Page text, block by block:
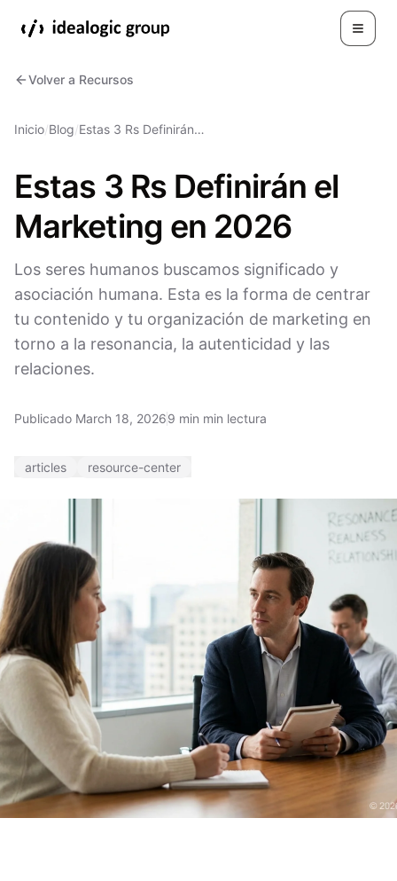
Volver a Recursos
Inicio/Blog/Estas 3 Rs Definirán…
Estas 3 Rs Definirán el
Marketing en 2026
Los seres humanos buscamos significado y
asociación humana. Esta es la forma de centrar
tu contenido y tu organización de marketing en
torno a la resonancia, la autenticidad y las
relaciones.
Publicado March 18, 20269 min min lectura
articles resource-center